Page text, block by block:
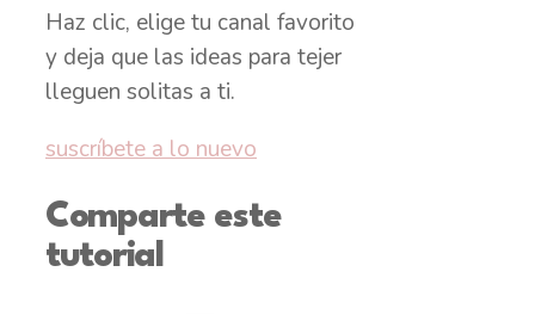
Haz clic, elige tu canal favorito
y deja que las ideas para tejer
lleguen solitas a ti.
suscríbete a lo nuevo
Comparte este
tutorial